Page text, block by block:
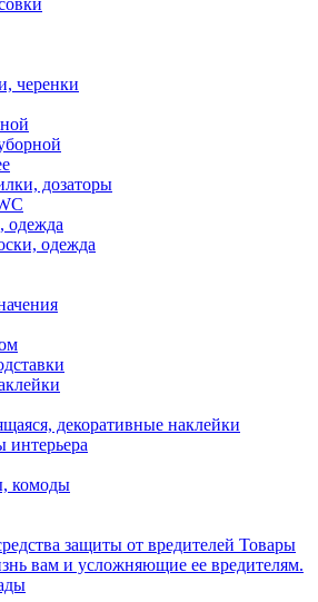
черенки
дозаторы
одежда
одежда
декоративные наклейки
интерьера
комоды
защиты от вредителей Товары
вам и усложняющие ее вредителям.